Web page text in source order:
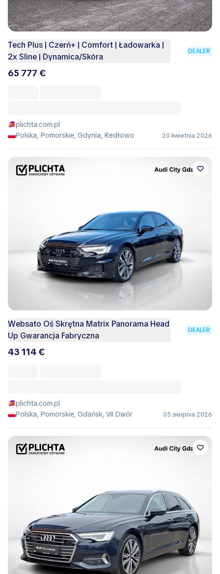
Tech Plus | Czerń+ | Comfort | Ładowarka |
2x Sline | Dynamica/Skóra
DEALER
65 777 €
plichta.com.pl
Polska, Pomorskie, Gdynia, Redłowo
20 kwietnia 2026
Websato Oś Skrętna Matrix Panorama Head
Up Gwarancja Fabryczna
DEALER
43 114 €
plichta.com.pl
Polska, Pomorskie, Gdańsk, VII Dwór
05 sierpnia 2026